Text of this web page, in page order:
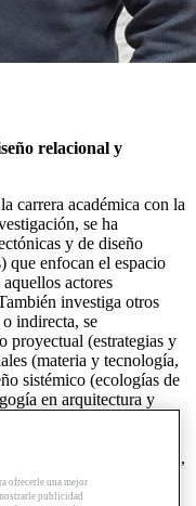
relacional y
carrera académica con la
se ha
y de diseño
que enfocan el espacio
actores
investiga otros
indirecta, se
proyectual (estrategias y
(materia y tecnología,
sistémico (ecologías de
en arquitectura y
y pedagogía). Ha
ha
impartido conferencias,
de arquitectura y
desarrolla su actividad
ofrecerle una mejor
publicidad